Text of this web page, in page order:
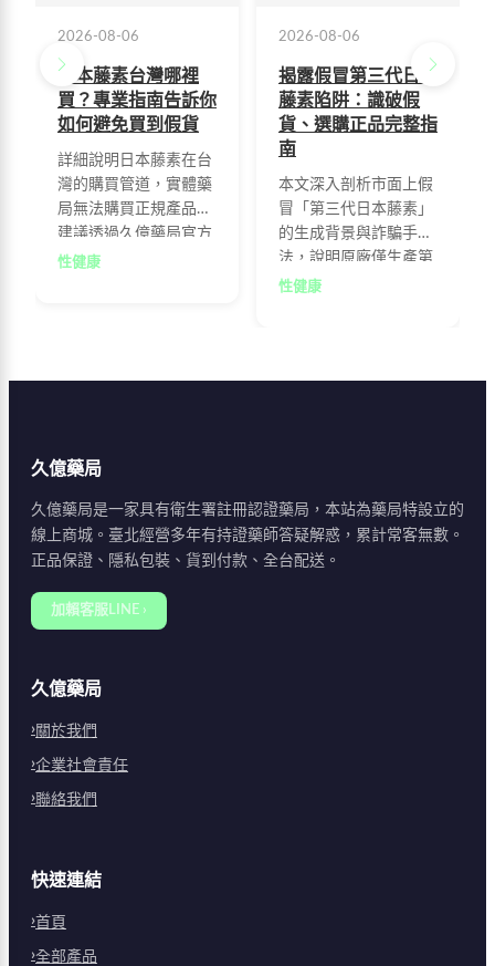
2026-08-06
日本藤素台灣哪裡
買？專業指南告訴你
如何避免買到假貨
詳細說明日本藤素在台
灣的購買管道，實體藥
局無法購買正規產品，
建議透過久億藥局官方
網站訂購以確保正品，
性健康
2026-08-06
揭露假冒第三代日本
藤素陷阱：識破假
貨、選購正品完整指
南
本文深入剖析市面上假
冒「第三代日本藤素」
的生成背景與詐騙手
法，說明原廠僅生產第
二代金標正品，並提供
確保購買安全有效的正
性健康
久億藥局
久億藥局是一家具有衛生署註冊認證藥局，本站為藥局特設立的
線上商城。臺北經營多年有持證藥師答疑解惑，累計常客無數。
正品保證、隱私包裝、貨到付款、全台配送。
加賴客服LINE ›
久億藥局
關於我們
企業社會責任
聯絡我們
快速連結
首頁
全部產品